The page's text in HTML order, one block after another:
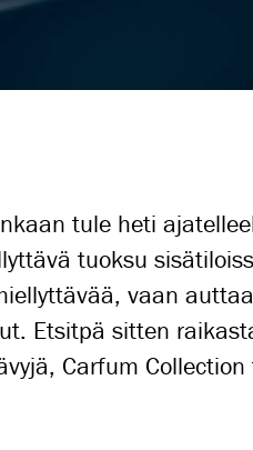
tule heti
tuoksu
vaan
Etsitpä sitten
Carfum